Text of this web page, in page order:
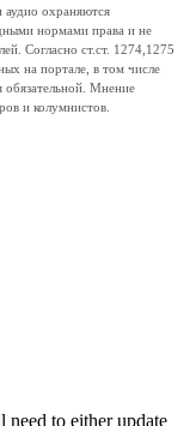
аудио охраняются
нормами права и не
Согласно ст.ст. 1274,1275
на портале, в том числе
обязательной. Мнение
и колумнистов.
to either update